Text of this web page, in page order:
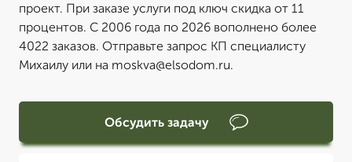
проект. При заказе услуги под ключ скидка от 11
процентов. С 2006 года по 2026 вополнено более
4022 заказов. Отправьте запрос КП специалисту
Михаилу или на moskva@elsodom.ru.
Обсудить задачу